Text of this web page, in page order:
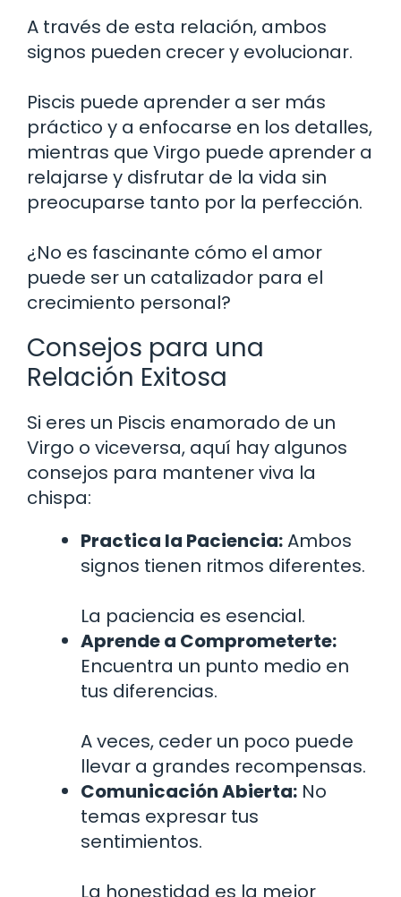
A través de esta relación, ambos
signos pueden crecer y evolucionar.
Piscis puede aprender a ser más
práctico y a enfocarse en los detalles,
mientras que Virgo puede aprender a
relajarse y disfrutar de la vida sin
preocuparse tanto por la perfección.
¿No es fascinante cómo el amor
puede ser un catalizador para el
crecimiento personal?
Consejos para una
Relación Exitosa
Si eres un Piscis enamorado de un
Virgo o viceversa, aquí hay algunos
consejos para mantener viva la
chispa:
Practica la Paciencia:Ambos
signos tienen ritmos diferentes.
La paciencia es esencial.
Aprende a Comprometerte:
Encuentra un punto medio en
tus diferencias.
A veces, ceder un poco puede
llevar a grandes recompensas.
Comunicación Abierta: No
temas expresar tus
sentimientos.
La honestidad es la mejor